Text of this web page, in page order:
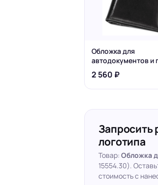
Обложка для
автодокументов и
Omnia Mea
2 560 ₽
Запросить
логотипа
Товар: Обложка
15554.30).
стоимость с